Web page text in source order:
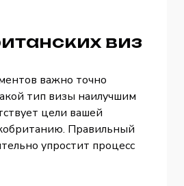
виз
важно точно
тип визы наилучшим
цели вашей
Правильный
упростит процесс